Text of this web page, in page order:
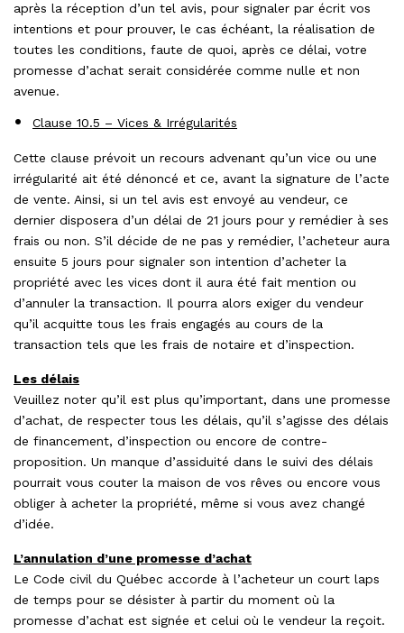
après la réception d’un tel avis, pour signaler par écrit vos
intentions et pour prouver, le cas échéant, la réalisation de
toutes les conditions, faute de quoi, après ce délai, votre
promesse d’achat serait considérée comme nulle et non
avenue.
Clause 10.5 – Vices & Irrégularités
Cette clause prévoit un recours advenant qu’un vice ou une
irrégularité ait été dénoncé et ce, avant la signature de l’acte
de vente. Ainsi, si un tel avis est envoyé au vendeur, ce
dernier disposera d’un délai de 21 jours pour y remédier à ses
frais ou non. S’il décide de ne pas y remédier, l’acheteur aura
ensuite 5 jours pour signaler son intention d’acheter la
propriété avec les vices dont il aura été fait mention ou
d’annuler la transaction. Il pourra alors exiger du vendeur
qu’il acquitte tous les frais engagés au cours de la
transaction tels que les frais de notaire et d’inspection.
Les délais
Veuillez noter qu’il est plus qu’important, dans une promesse
d’achat, de respecter tous les délais, qu’il s’agisse des délais
de financement, d’inspection ou encore de contre-
proposition. Un manque d’assiduité dans le suivi des délais
pourrait vous couter la maison de vos rêves ou encore vous
obliger à acheter la propriété, même si vous avez changé
d’idée.
L’annulation d’une promesse d’achat
Le Code civil du Québec accorde à l’acheteur un court laps
de temps pour se désister à partir du moment où la
promesse d’achat est signée et celui où le vendeur la reçoit.